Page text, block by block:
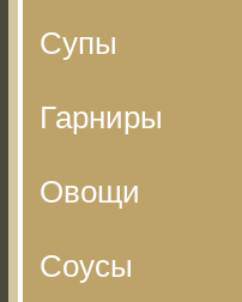
Супы
Гарниры
Овощи
Соусы